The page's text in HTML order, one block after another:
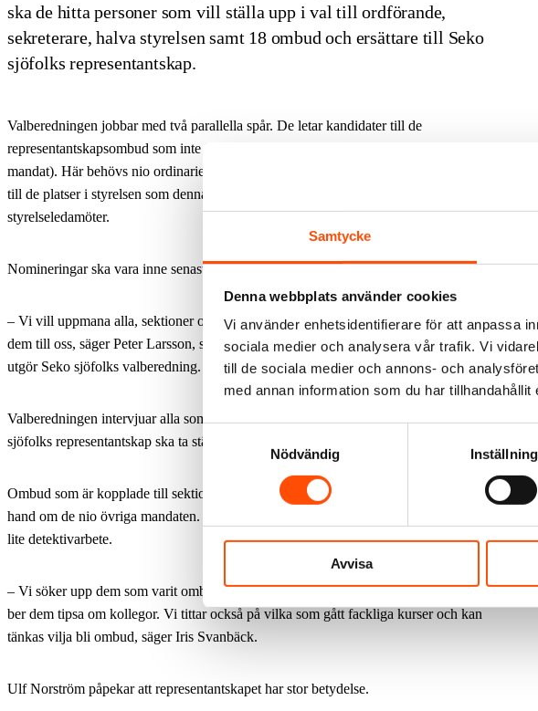
Samtycke
Denna webbplats använder cookies
Vi använder enhetsidentifierare för att anpassa
sociala medier och analysera vår trafik. Vi
till de sociala medier och annons- och
med annan information som du har
Nödvändig
Avvisa
ska de hitta personer som vill ställa upp i val till ordförande,
sekreterare, halva styrelsen samt 18 ombud och ersättare till Seko
sjöfolks representantskap.
Valberedningen jobbar med två parallella spår. De letar kandidater till de
representantskapsombud som inte är kopplade till någon sektion (så kallade övriga
mandat). Här behövs nio ordinarie ombud och nio ersättare. De letar också kandidater
till de platser i styrelsen som denna gång står på omval: ordförande, sekreterare och fyra
styrelseledamöter.
Nomineringar ska vara inne senast den 15 januari.
– Vi vill uppmana alla, sektioner och medlemmar, att fundera på namn och lägga fram
dem till oss, säger Peter Larsson, som tillsammans med Iris Svanbäck och Ulf Norström
utgör Seko sjöfolks valberedning.
Valberedningen intervjuar alla som nomineras och lägger fram förslag som Seko
sjöfolks representantskap ska ta ställning till på årsmötet i april.
Ombud som är kopplade till sektioner väljs av respektive sektion. Valberedningen har
hand om de nio övriga mandaten. Dessa kommer främst från små rederier och kräver
lite detektivarbete.
– Vi söker upp dem som varit ombud tidigare för att fråga om de är intresserade, eller
ber dem tipsa om kollegor. Vi tittar också på vilka som gått fackliga kurser och kan
tänkas vilja bli ombud, säger Iris Svanbäck.
Ulf Norström påpekar att representantskapet har stor betydelse.